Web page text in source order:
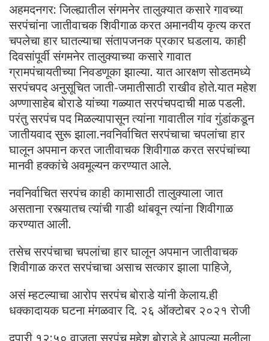
अहमदनगर: जिल्ह्यातील संगमनेर तालुक्यात कसारे गावच्या
सरपंचांना जातीवाचक शिवीगाळ करत अमानवीय कृत्य करत
चपलेचा हार घातल्याचा संतापजनक प्रकार घडलाय. काही
दिवसांपूर्वी संगमनेर तालुक्याच्या कसारे गावात
ग्रामपंचायतीच्या निवडणूका झाल्या. यात आरक्षण सोडतमध्ये
सरपंचपद अनुसूचित जाती-जमातीसाठी राखीव होते.यात महेश
अण्णासाहेब बोराडे यांच्या गळ्यात सरपंचपदाची माळ पडली.
परंतु सरपंच पद मिळल्यापासून त्यांना गावातील गांव गुंडांकडून
जातीयवाद सुरू झाला.नवनिर्वाचित सरपंचाचा चपलांचा हार
घालून अपमान करत जातीवाचक शिवीगाळ करत सरपंचांच्या
मानवी हक्कांचे अवमूल्यन करण्यात आले.
नवनिर्वाचित सरपंच काही कामासाठी तालुक्याला जात
असताना रस्त्यातच त्यांची गाडी थांबवून त्यांना शिवीगाळ
करण्यात आली.
तसेच सरपंचाचा चपलांचा हार घालून अपमान जातीवाचक
शिवीगाळ करत सरपंचाचा असाच सत्कार झाला पाहिजे,
असं म्हटल्याचा आरोप सरपंच बोराडे यांनी केलाय.ही
धक्कादायक घटना मंगळवार दि. २६ ऑक्टोबर २०२१ रोजी
दुपारी १२:५० वाजता सरपंच महेश बोराडे हे आपल्या मुलीला